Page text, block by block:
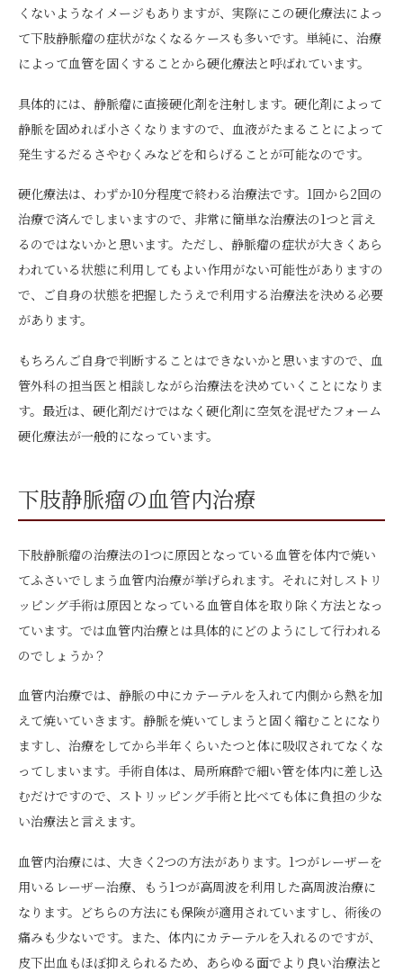
くないようなイメージもありますが、実際にこの硬化療法によっ
て下肢静脈瘤の症状がなくなるケースも多いです。単純に、治療
によって血管を固くすることから硬化療法と呼ばれています。
具体的には、静脈瘤に直接硬化剤を注射します。硬化剤によって
静脈を固めれば小さくなりますので、血液がたまることによって
発生するだるさやむくみなどを和らげることが可能なのです。
硬化療法は、わずか10分程度で終わる治療法です。1回から2回の
治療で済んでしまいますので、非常に簡単な治療法の1つと言え
るのではないかと思います。ただし、静脈瘤の症状が大きくあら
われている状態に利用してもよい作用がない可能性がありますの
で、ご自身の状態を把握したうえで利用する治療法を決める必要
があります。
もちろんご自身で判断することはできないかと思いますので、血
管外科の担当医と相談しながら治療法を決めていくことになりま
す。最近は、硬化剤だけではなく硬化剤に空気を混ぜたフォーム
硬化療法が一般的になっています。
下肢静脈瘤の血管内治療
下肢静脈瘤の治療法の1つに原因となっている血管を体内で焼い
てふさいでしまう血管内治療が挙げられます。それに対しストリ
ッピング手術は原因となっている血管自体を取り除く方法となっ
ています。では血管内治療とは具体的にどのようにして行われる
のでしょうか？
血管内治療では、静脈の中にカテーテルを入れて内側から熱を加
えて焼いていきます。静脈を焼いてしまうと固く縮むことになり
ますし、治療をしてから半年くらいたつと体に吸収されてなくな
ってしまいます。手術自体は、局所麻酔で細い管を体内に差し込
むだけですので、ストリッピング手術と比べても体に負担の少な
い治療法と言えます。
血管内治療には、大きく2つの方法があります。1つがレーザーを
用いるレーザー治療、もう1つが高周波を利用した高周波治療に
なります。どちらの方法にも保険が適用されていますし、術後の
痛みも少ないです。また、体内にカテーテルを入れるのですが、
皮下出血もほぼ抑えられるため、あらゆる面でより良い治療法と